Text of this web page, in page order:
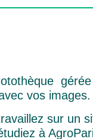
vos images.
sur un
à